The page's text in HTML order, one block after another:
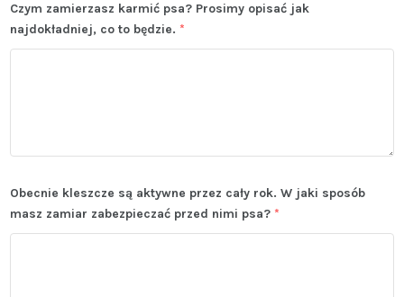
Czym zamierzasz karmić psa? Prosimy opisać jak
najdokładniej, co to będzie. *
Obecnie kleszcze są aktywne przez cały rok. W jaki sposób
masz zamiar zabezpieczać przed nimi psa? *